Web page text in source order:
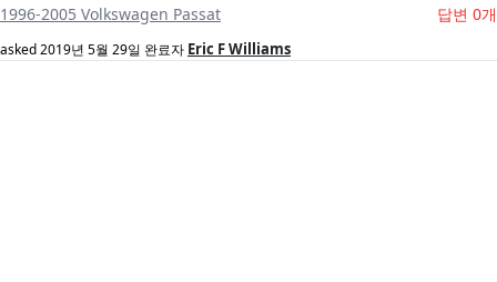
1996-2005 Volkswagen Passat 답변 0개
asked2019년 5월 29일 완료자 Eric F Williams